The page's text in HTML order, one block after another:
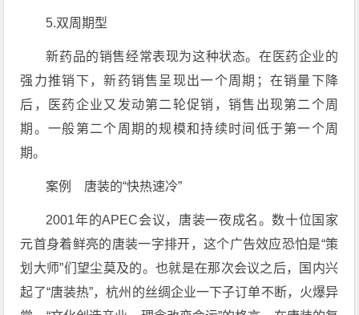
5.双周期型
新药品的销售经常表现为这种状态。在医药企业的
强力推销下，新药销售呈现出一个周期；在销量下降
后，医药企业又发动第二轮促销，销售出现第二个周
期。一般第二个周期的规模和持续时间低于第一个周
期。
案例 唐装的“快热速冷”
2001年的APEC会议，唐装一夜成名。数十位国家
元首身着鲜亮的唐装一字排开，这个广告效应恐怕是“策
划大师”们望尘莫及的。也就是在那次会议之后，国内兴
起了“唐装热”，杭州的丝绸企业一下子订单不断，火爆异